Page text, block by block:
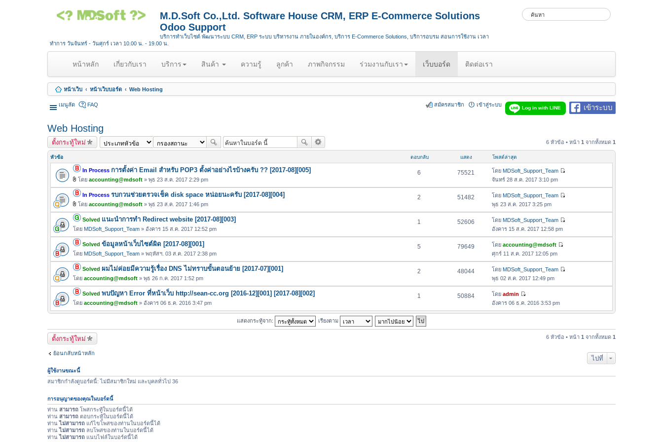
M.D.Soft Co.,Ltd. Software House CRM, ERP E-Commerce Solutions
Odoo Support
บริการทำเว็บไซต์ พัฒนาระบบ CRM, ERP ระบบ บริหารงาน ภายในองค์กร, บริการ E-Commerce Solutions, บริการอบรม สอนการใช้งาน เวลา
ทำการ วันจันทร์ - วันศุกร์ เวลา 10.00 น. - 19.00 น.
หน้าหลัก(
u
r
t
เกี่ยวกับเรา บริการ สินค้า ความรู้ ลูกค้า ภาพกิจกรรม ร่วมงานกับเรา เว็บบอร์ด ติดต่อเรา
หน้าเว็บ หน้าเว็บบอร์ด Web Hosting
เมนูลัด เข้าระบบ
Log in with LINE
FAQ เข้าสู่ระบบ
สมัครสมาชิก
Web Hosting
ตั้งกระทู้ใหม่ 6 หัวข้อ • หน้า 1 จากทั้งหมด 1
หัวข้อ ตอบกลับ แสดง โพสต์ล่าสุด
In Process การตั้งค่า Email สำหรับ POP3 ตั้งค่าอย่างไรบ้างครับ ?? [2017-08][005]
ไ
ฟ
ล์
แ
น
บ
โดย accounting@mdsoft » พุธ 23 ส.ค. 2017 2:29 pm
6 75521 โดย MDSoft_Support_Team
ข้
ว
ล่
จันทร์ 28 ส.ค. 2017 3:10 pm
In Process รบกวนช่วยตรวจเช็ค disk space หน่อยนะครับ [2017-08][004]
ไ
ฟ
ล์
แ
น
บ
โดย accounting@mdsoft » พุธ 23 ส.ค. 2017 1:46 pm
2 51482 โดย MDSoft_Support_Team
ข้
ว
ล่
พุธ 23 ส.ค. 2017 3:25 pm
Solved แนะนำการทำ Redirect website [2017-08][003]
โดย MDSoft_Support_Team » อังคาร 15 ส.ค. 2017 12:52 pm
1 52606 โดย MDSoft_Support_Team
ข้
ว
ล่
ด
อังคาร 15 ส.ค. 2017 12:58 pm
Solved ข้อมูลหน้าเว็บไซต์ผิด [2017-08][001]
โดย MDSoft_Support_Team » พฤหัสฯ. 03 ส.ค. 2017 2:38 pm
5 79649 โดย accounting@mdsoft
ข้
อ
ว
ล่
สุ
ด
ศุกร์ 11 ส.ค. 2017 12:05 pm
Solved ผมไม่ค่อยมีความรู้เรื่อง DNS ไม่ทราบขั้นตอนย้าย [2017-07][001]
โดย accounting@mdsoft » พุธ 26 ก.ค. 2017 1:52 pm
2 48044 โดย MDSoft_Support_Team
ข้
ว
ม
ล่
พุธ 02 ส.ค. 2017 12:49 pm
Solved พบปัญหา Error ที่หน้าเว็บ http://sean-cc.org [2016-12][001] [2017-08][002]
โดย accounting@mdsoft » อังคาร 06 ธ.ค. 2016 3:47 pm
1 50884 โดย admin
ดู
ข้
อังคาร 06 ธ.ค. 2016 3:53 pm
แสดงกระทู้จาก: เรียงตาม
ตั้งกระทู้ใหม่ 6 หัวข้อ • หน้า 1 จากทั้งหมด 1
ย้อนกลับหน้าหลัก
ไปที่
ผู้ใช้งานขณะนี้
สมาชิกกำลังดูบอร์ดนี้: ไม่มีสมาชิกใหม่ และบุคลทั่วไป 36
การอนุญาตของคุณในบอร์ดนี้
ท่าน สามารถ โพสกระทู้ในบอร์ดนี้ได้
ท่าน สามารถ ตอบกระทู้ในบอร์ดนี้ได้
ท่านไม่สามารถ แก้ไขโพสของท่านในบอร์ดนี้ได้
ท่านไม่สามารถ ลบโพสของท่านในบอร์ดนี้ได้
ท่านไม่สามารถ แนบไฟล์ในบอร์ดนี้ได้